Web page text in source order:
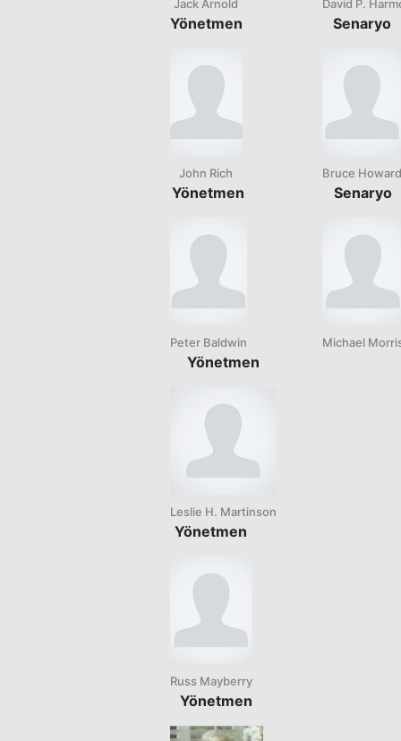
Jack Arnold
Yönetmen
John Rich
Yönetmen
Peter Baldwin
Yönetmen
Leslie H. Martinson
Yönetmen
Russ Mayberry
Yönetmen
David P.
Senaryo
Bruce Howard
Senaryo
Michael